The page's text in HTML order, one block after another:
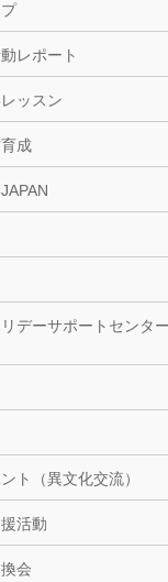
レポート
ッスン
成
デーサポートセンタ
ト（異文化交流）
活動
会